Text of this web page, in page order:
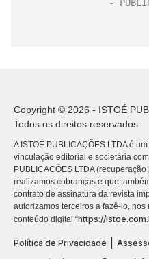
Copyright © 2026 - ISTOÉ
Todos os direitos reservados.
A ISTOÉ PUBLICAÇÕES LTDA é
vinculação editorial e societária
PUBLICACÕES LTDA
realizamos cobranças e que
contrato de assinatura da revista
autorizamos terceiros a fazê-lo,
conteúdo digital “https://
Política de Privacidade